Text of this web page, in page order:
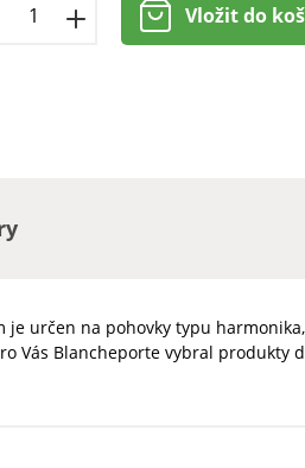
Vložit do
určen na pohovky typu
Vás Blancheporte vybral